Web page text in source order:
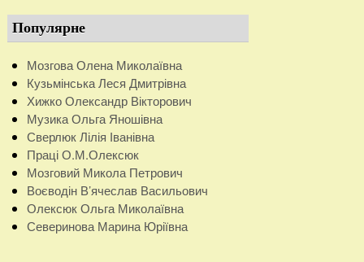
Популярне
Мозгова Олена Миколаївна
Кузьмінська Леся Дмитрівна
Хижко Олександр Вікторович
Музика Ольга Яношівна
Сверлюк Лілія Іванівна
Праці О.М.Олексюк
Мозговий Микола Петрович
Воєводін В’ячеслав Васильович
Олексюк Ольга Миколаївна
Северинова Марина Юріївна